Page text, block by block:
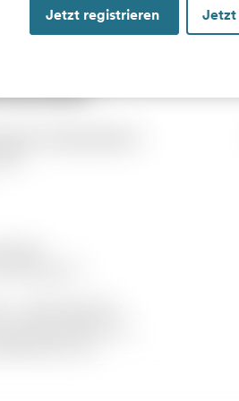
Jetzt registrieren Jetzt